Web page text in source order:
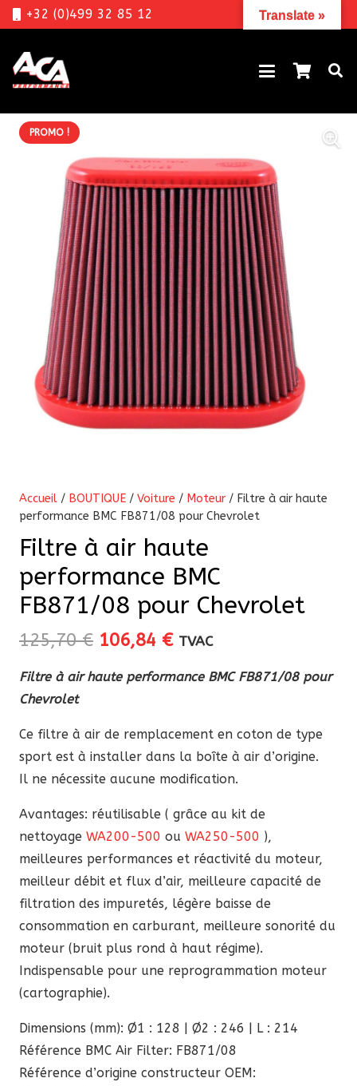
+32 (0)499 32 85 12
PROMO !
Accueil / BOUTIQUE / Voiture / Moteur / Filtre à air haute
performance BMC FB871/08 pour Chevrolet
Filtre à air haute
performance BMC
FB871/08 pour Chevrolet
125,70€ Le
initial
125,70 €.
106,84 €Le
actuel
106,84 €.
TVAC
Filtre à air haute performance BMC FB871/08 pour
Chevrolet
Ce filtre à air de remplacement en coton de type
sport est à installer dans la boîte à air d’origine.
Il ne nécessite aucune modification.
Avantages: réutilisable ( grâce au kit de
nettoyage WA200-500 ou WA250-500 ),
meilleures performances et réactivité du moteur,
meilleur débit et flux d’air, meilleure capacité de
filtration des impuretés, légère baisse de
consommation en carburant, meilleure sonorité du
moteur (bruit plus rond à haut régime).
Indispensable pour une reprogrammation moteur
(cartographie).
Dimensions (mm): Ø1 : 128 | Ø2 : 246 | L : 214
Référence BMC Air Filter: FB871/08
Référence d’origine constructeur OEM:
Translate »